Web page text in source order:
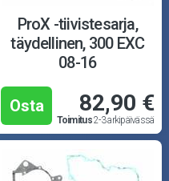
ProX -tiivistesarja,
täydellinen, 300 EXC
08-16
Osta 82,90 €
Toimitus2-3 arkipäivässä